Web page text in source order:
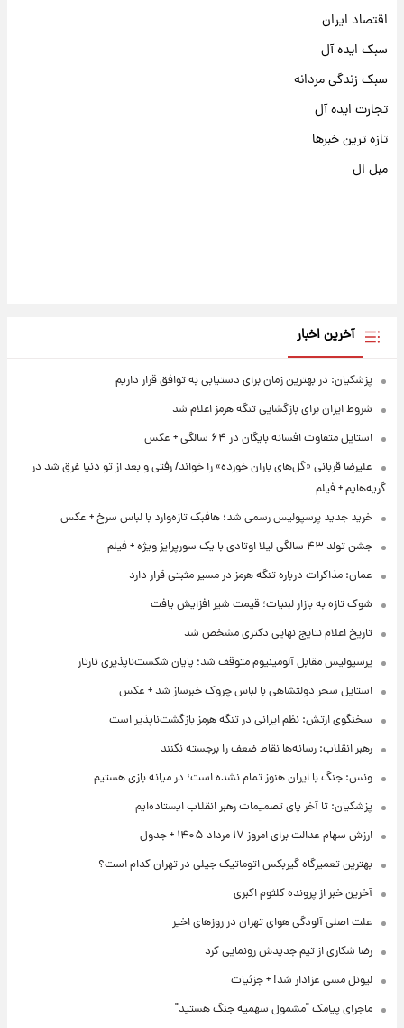
اقتصاد ایران
سبک ایده آل
سبک زندگی مردانه
تجارت ایده آل
تازه ترین خبرها
مبل ال
آخرین اخبار
پزشکیان: در بهترین زمان برای دستیابی به توافق قرار داریم
شروط ایران برای بازگشایی تنگه هرمز اعلام شد
استایل متفاوت افسانه بایگان در ۶۴ سالگی + عکس
علیرضا قربانی «گل‌های باران خورده» را خواند/ رفتی و بعد از تو دنیا غرق شد در
گریه‌هایم + فیلم
خرید جدید پرسپولیس رسمی شد؛ هافبک تازه‌وارد با لباس سرخ + عکس
جشن تولد ۴۳ سالگی لیلا اوتادی با یک سورپرایز ویژه + فیلم
عمان: مذاکرات درباره تنگه هرمز در مسیر مثبتی قرار دارد
شوک تازه به بازار لبنیات؛ قیمت شیر افزایش یافت
تاریخ اعلام نتایج نهایی دکتری مشخص شد
پرسپولیس مقابل آلومینیوم متوقف شد؛ پایان شکست‌ناپذیری تارتار
استایل سحر دولتشاهی با لباس چروک خبرساز شد + عکس
سخنگوی ارتش: نظم ایرانی در تنگه هرمز بازگشت‌ناپذیر است
رهبر انقلاب: رسانه‌ها نقاط ضعف را برجسته نکنند
ونس: جنگ با ایران هنوز تمام نشده است؛ در میانه بازی هستیم
پزشکیان: تا آخر پای تصمیمات رهبر انقلاب ایستاده‌ایم
ارزش سهام عدالت برای امروز ۱۷ مرداد ۱۴۰۵ + جدول
بهترین تعمیرگاه گیربکس اتوماتیک جیلی در تهران کدام است؟
آخرین خبر از پرونده کلثوم اکبری
علت اصلی آلودگی هوای تهران در روزهای اخیر
رضا شکاری از تیم جدیدش رونمایی کرد
لیونل مسی عزادار شد! + جزئیات
ماجرای پیامک "مشمول سهمیه جنگ هستید"